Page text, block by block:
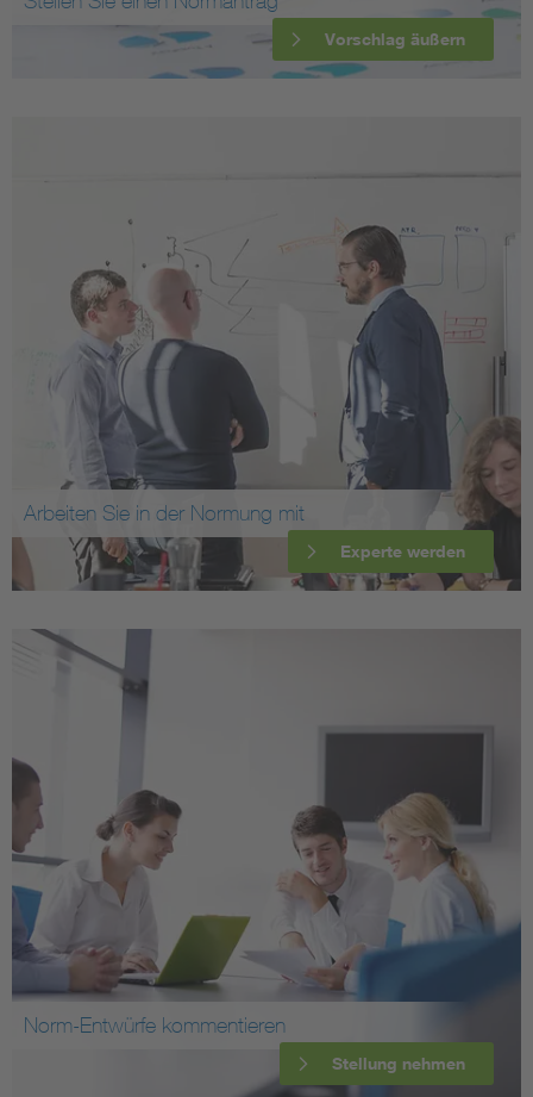
Vorschlag äußern
Arbeiten Sie in der Normung mit
Experte werden
Norm-Entwürfe kommentieren
Stellung nehmen